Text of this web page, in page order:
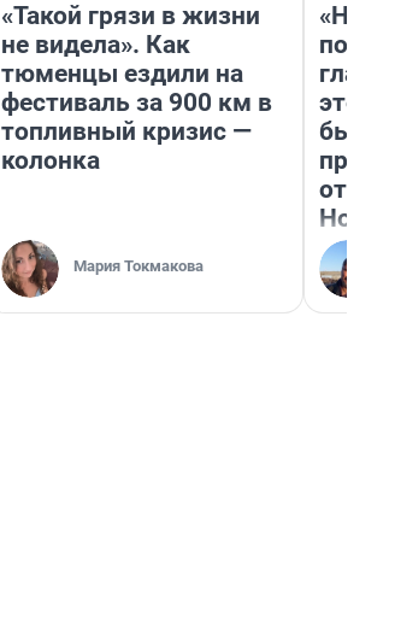
«Такой грязи в жизни
не видела». Как
тюменцы ездили на
фестиваль за 900 км в
топливный кризис —
колонка
Мария Токмакова
этого
бьет